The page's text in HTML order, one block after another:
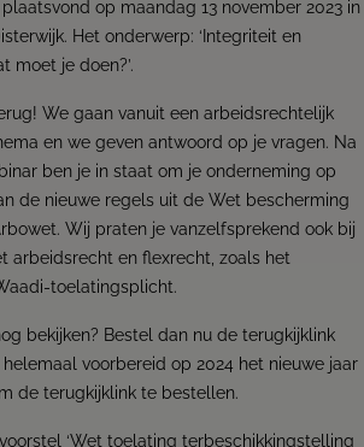
op maandag 13 november 2023 in
Het onderwerp: ‘Integriteit en
moet je doen?’.
We gaan vanuit een arbeidsrechtelijk
en we geven antwoord op je vragen. Na
ben je in staat om je onderneming op
de nieuwe regels uit de Wet bescherming
Wij praten je vanzelfsprekend ook bij
arbeidsrecht en flexrecht, zoals het
toelatingsplicht.
bekijken? Bestel dan nu de terugkijklink
voorbereid op 2024 het nieuwe jaar
de terugkijklink te bestellen.
‘Wet toelating terbeschikkingstelling